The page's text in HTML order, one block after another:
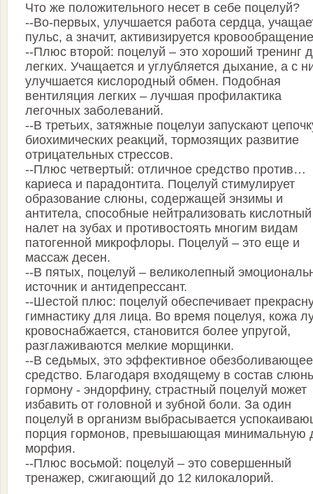
Что же положительного несет в себе поцелуй?
--Во-первых, улучшается работа сердца,
пульс, а значит, активизируется
--Плюс второй: поцелуй – это хороший тренинг
легких. Учащается и углубляется дыхание, а с
улучшается кислородный обмен. Подобная
вентиляция легких – лучшая профилактика
легочных заболеваний.
--В третьих, затяжные поцелуи запускают
биохимических реакций, тормозящих развитие
отрицательных стрессов.
--Плюс четвертый: отличное средство против…
кариеса и парадонтита. Поцелуй стимулирует
образование слюны, содержащей энзимы и
антитела, способные нейтрализовать кислотный
налет на зубах и противостоять многим видам
патогенной микрофлоры. Поцелуй – это еще и
массаж десен.
--В пятых, поцелуй – великолепный
источник и антидепрессант.
--Шестой плюс: поцелуй обеспечивает
гимнастику для лица. Во время поцелуя, кожа
кровоснабжается, становится более упругой,
разглаживаются мелкие морщинки.
--В седьмых, это эффективное обезболивающее
средство. Благодаря входящему в состав
гормону - эндорфину, страстный поцелуй может
избавить от головной и зубной боли. За один
поцелуй в организм выбрасывается
порция гормонов, превышающая минимальную
морфия.
--Плюс восьмой: поцелуй – это совершенный
тренажер, сжигающий до 12 килокалорий.